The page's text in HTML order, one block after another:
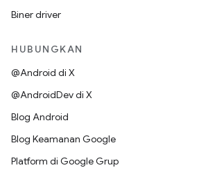
Biner driver
HUBUNGKAN
@Android di X
@AndroidDev di X
Blog Android
Blog Keamanan Google
Platform di Google Grup